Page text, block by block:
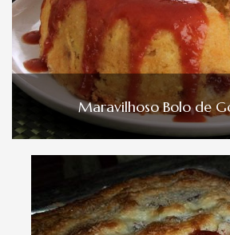
Maravilhoso Bolo de